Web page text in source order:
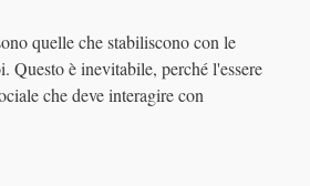
quelle che stabiliscono con le
Questo è inevitabile, perché l'essere
che deve interagire con